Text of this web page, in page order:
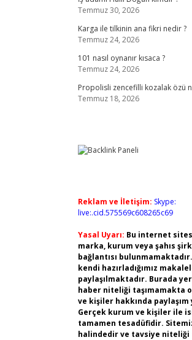
Temmuz 30, 2026
Karga ile tilkinin ana fikri nedir ?
Temmuz 24, 2026
101 nasıl oynanır kısaca ?
Temmuz 24, 2026
Propolisli zencefilli kozalak özü
Temmuz 18, 2026
Reklam ve İletişim: Skype:
live:.cid.575569c608265c69
Yasal Uyarı: Bu internet
marka, kurum veya şahıs
bağlantısı
kendi hazırladığımız
paylaşılmaktadır. Burada
haber niteliği taşımamakta
ve kişiler hakkında paylaşım
Gerçek kurum ve kişiler ile
tamamen tesadüfidir.
halindedir ve tavsiye niteliği